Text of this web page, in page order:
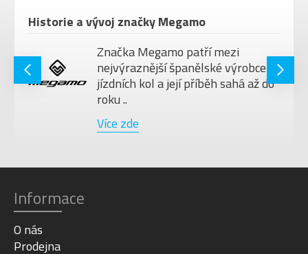
Historie a vývoj značky Megamo
Značka Megamo patří mezi
nejvýraznější španělské výrobce
jízdních kol a její příběh sahá až do
roku ..
Více zde
Informace
O nás
Prodejna